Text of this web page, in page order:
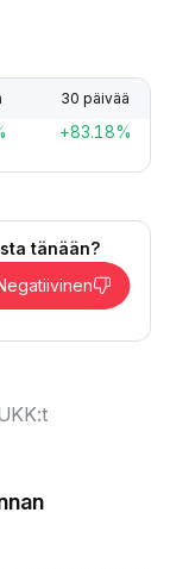
30 päivää
+83.18%
tänään?